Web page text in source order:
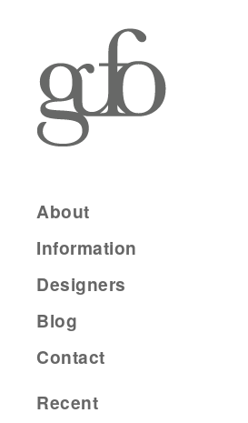
About
Information
Designers
Blog
Contact
Recent